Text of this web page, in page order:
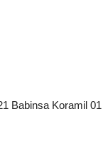
Babinsa Koramil 01